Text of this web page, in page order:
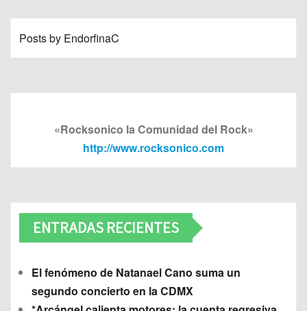
Posts by EndorfinaC
«Rocksonico la Comunidad del Rock»
http://www.rocksonico.com
ENTRADAS RECIENTES
El fenómeno de Natanael Cano suma un
segundo concierto en la CDMX